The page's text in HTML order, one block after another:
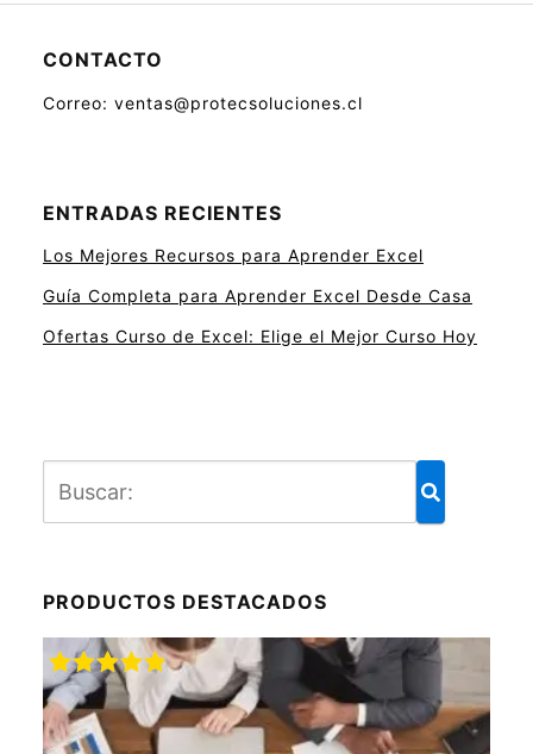
CONTACTO
Correo: ventas@protecsoluciones.cl
ENTRADAS RECIENTES
Los Mejores Recursos para Aprender Excel
Guía Completa para Aprender Excel Desde Casa
Ofertas Curso de Excel: Elige el Mejor Curso Hoy
PRODUCTOS DESTACADOS
Valorado
con5.00de
5